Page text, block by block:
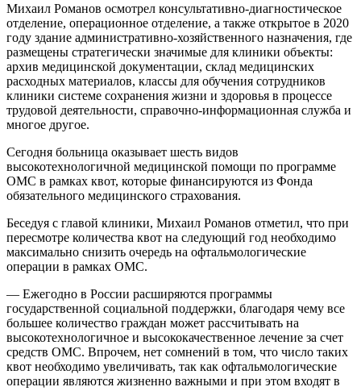
Михаил Романов осмотрел консультативно-диагностическое
отделение, операционное отделение, а также открытое в 2020
году здание административно-хозяйственного назначения, где
размещены стратегически значимые для клиники объекты:
архив медицинской документации, склад медицинских
расходных материалов, классы для обучения сотрудников
клиники системе сохранения жизни и здоровья в процессе
трудовой деятельности, справочно-информационная служба и
многое другое.
Сегодня больница оказывает шесть видов
высокотехнологичной медицинской помощи по программе
ОМС в рамках квот, которые финансируются из Фонда
обязательного медицинского страхования.
Беседуя с главой клиники, Михаил Романов отметил, что при
пересмотре количества квот на следующий год необходимо
максимально снизить очередь на офтальмологические
операции в рамках ОМС.
— Ежегодно в России расширяются программы
государственной социальной поддержки, благодаря чему все
большее количество граждан может рассчитывать на
высокотехнологичное и высококачественное лечение за счет
средств ОМС. Впрочем, нет сомнений в том, что число таких
квот необходимо увеличивать, так как офтальмологические
операции являются жизненно важными и при этом входят в